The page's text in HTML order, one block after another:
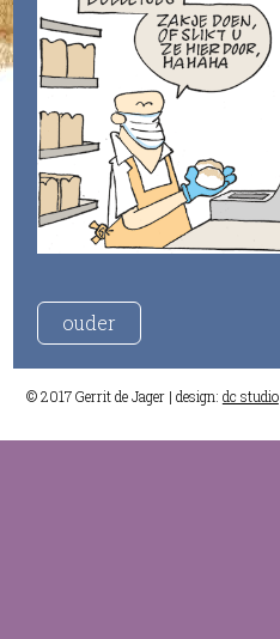
ouder
© 2017 Gerrit de Jager | design: dc studio